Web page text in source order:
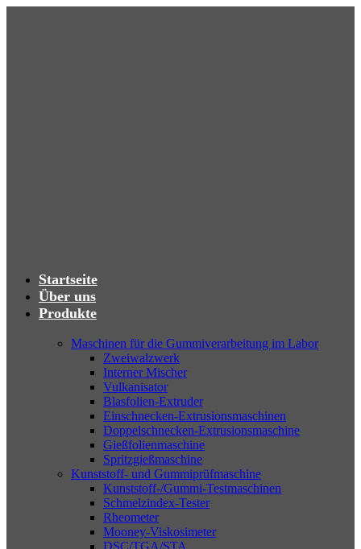
Startseite
Über uns
Produkte
Maschinen für die Gummiverarbeitung im Labor
Zweiwalzwerk
Interner Mischer
Vulkanisator
Blasfolien-Extruder
Einschnecken-Extrusionsmaschinen
Doppelschnecken-Extrusionsmaschine
Gießfolienmaschine
Spritzgießmaschine
Kunststoff- und Gummiprüfmaschine
Kunststoff-/Gummi-Testmaschinen
Schmelzindex-Tester
Rheometer
Mooney-Viskosimeter
DSC/TGA/STA